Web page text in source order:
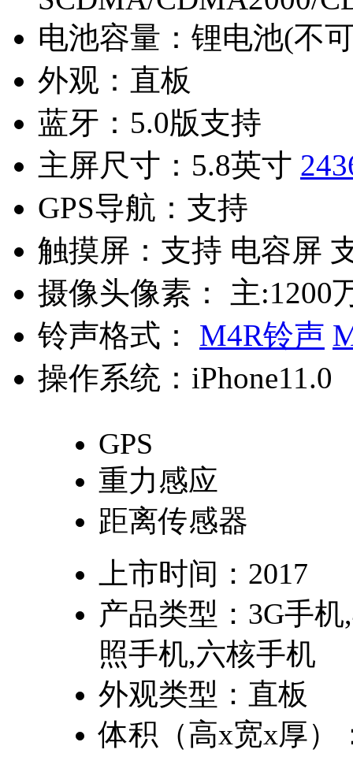
电池容量： 锂电池(不
外观： 直板
蓝牙： 5.0版支持
主屏尺寸： 5.8英寸
GPS导航： 支持
触摸屏： 支持 电容屏
摄像头像素：
主:1200
铃声格式：
M4R铃声
操作系统： iPhone11.0
GPS
重力感应
距离传感器
上市时间： 2017
产品类型： 3G手
照手机,六核手机
外观类型： 直板
体积（高x宽x厚）